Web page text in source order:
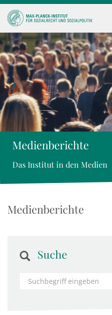
Medienberichte
Das Institut in den Medien
Medienberichte
Suche